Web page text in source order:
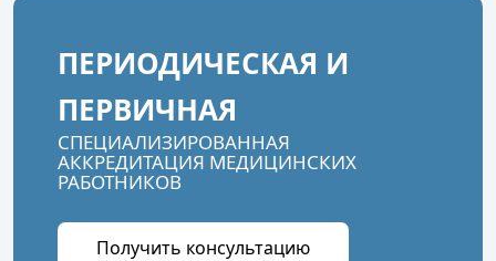
ПЕРИОДИЧЕСКАЯ И
ПЕРВИЧНАЯ
СПЕЦИАЛИЗИРОВАННАЯ
АККРЕДИТАЦИЯ МЕДИЦИНСКИХ
РАБОТНИКОВ
Получить консультацию